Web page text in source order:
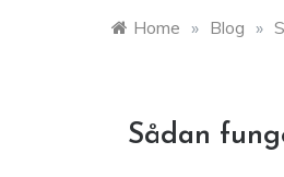
Home » Blog »
Sådan